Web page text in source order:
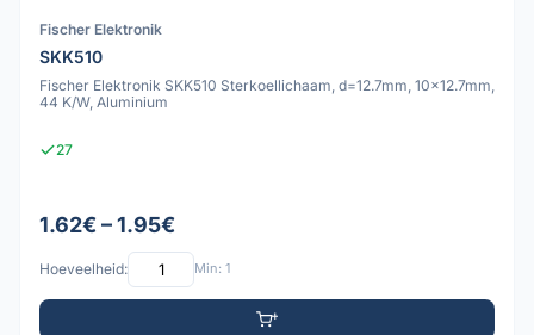
Fischer Elektronik
SKK510
Fischer Elektronik SKK510 Sterkoellichaam, d=12.7mm, 10x12.7mm,
44 K/W, Aluminium
27
1.62€ – 1.95€
Hoeveelheid: Min: 1